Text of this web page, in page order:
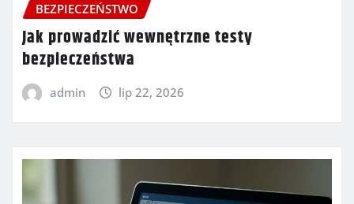
BEZPIECZEŃSTWO
Jak prowadzić wewnętrzne testy
bezpieczeństwa
admin lip 22, 2026